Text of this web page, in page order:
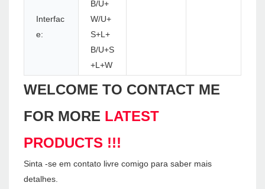
Interfac
e:
B/U+
W/U+
S+L+
B/U+S
+L+W
WELCOME TO CONTACT ME
FOR MORE LATEST
PRODUCTS !!!
Sinta -se em contato livre comigo para saber mais
detalhes.